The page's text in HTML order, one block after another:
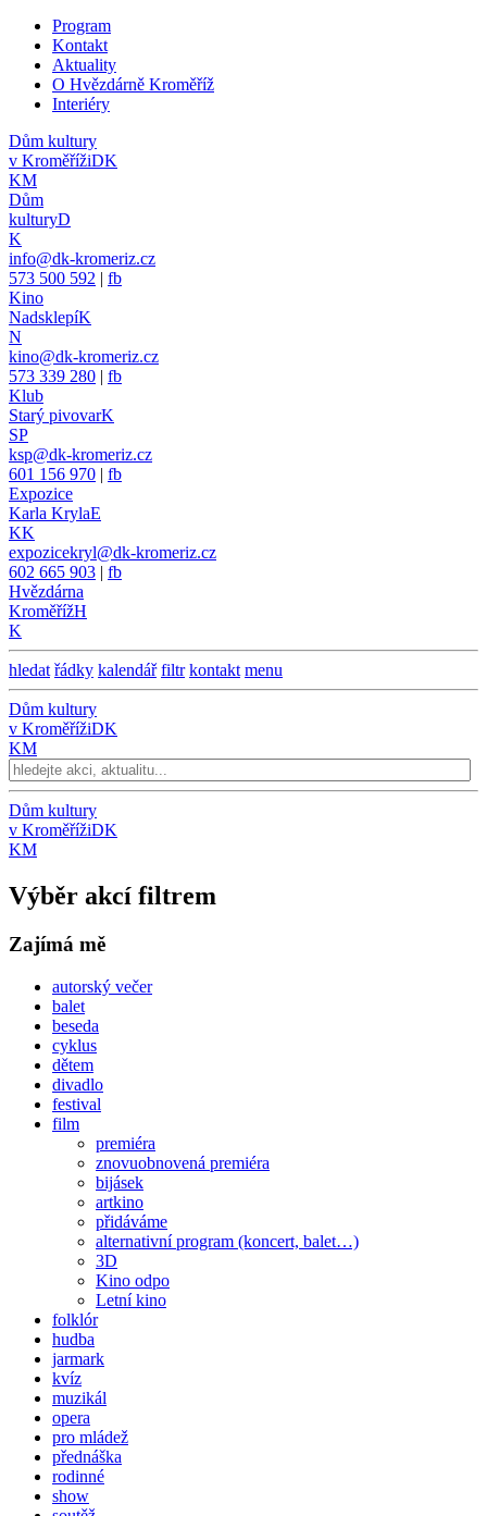
Program
Kontakt
Aktuality
O Hvězdárně Kroměříž
Interiéry
Dům kultury
v KroměřížiDK
KM
Dům
kulturyD
K
info@dk-kromeriz.cz
573 500 592 | fb
Kino
NadsklepíK
N
kino@dk-kromeriz.cz
573 339 280 | fb
Klub
Starý pivovarK
SP
ksp@dk-kromeriz.cz
601 156 970 | fb
Expozice
Karla KrylaE
KK
expozicekryl@dk-kromeriz.cz
602 665 903 | fb
Hvězdárna
KroměřížH
K
hledat řádky kalendář filtr kontakt menu
Dům kultury
v KroměřížiDK
KM
Dům kultury
v KroměřížiDK
KM
Výběr akcí filtrem
Zajímá mě
autorský večer
balet
beseda
cyklus
dětem
divadlo
festival
film
premiéra
znovuobnovená premiéra
bijásek
artkino
přidáváme
alternativní program (koncert, balet…)
3D
Kino odpo
Letní kino
folklór
hudba
jarmark
kvíz
muzikál
opera
pro mládež
přednáška
rodinné
show